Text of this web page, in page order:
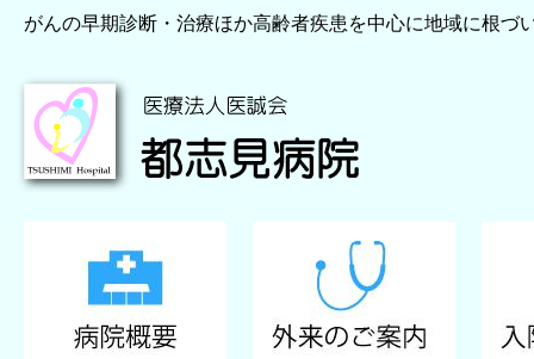
がんの早期診断・治療ほか高齢者疾患を中心に地域に根づ